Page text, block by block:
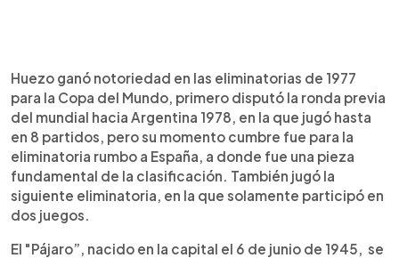
Huezo ganó notoriedad en las eliminatorias de 1977
para la Copa del Mundo, primero disputó la ronda previa
del mundial hacia Argentina 1978, en la que jugó hasta
en 8 partidos, pero su momento cumbre fue para la
eliminatoria rumbo a España, a donde fue una pieza
fundamental de la clasificación. También jugó la
siguiente eliminatoria, en la que solamente participó en
dos juegos.
El "Pájaro”, nacido en la capital el 6 de junio de 1945, se